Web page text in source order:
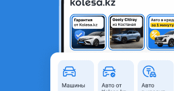
Объявление находится в архиве и